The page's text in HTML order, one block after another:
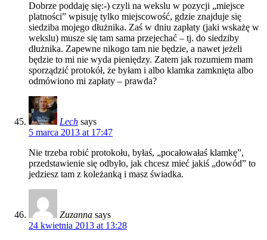
Dobrze poddaję się:-) czyli na wekslu w pozycji „miejsce
platności” wpisuję tylko miejscowość, gdzie znajduje się
siedziba mojego dłużnika. Zaś w dniu zapłaty (jaki wskażę w
wekslu) musze się tam sama przejechać – tj. do siedziby
dłużnika. Zapewne nikogo tam nie będzie, a nawet jeżeli
będzie to mi nie wyda pieniędzy. Zatem jak rozumiem mam
sporządzić protokół, że byłam i albo klamka zamknięta albo
odmówiono mi zapłaty – prawda?
Lech says
5 marca 2013 at 17:47
Nie trzeba robić protokołu, byłaś, „pocałowałaś klamkę”,
przedstawienie się odbyło, jak chcesz mieć jakiś „dowód” to
jedziesz tam z koleżanką i masz świadka.
Zuzanna says
24 kwietnia 2013 at 13:28